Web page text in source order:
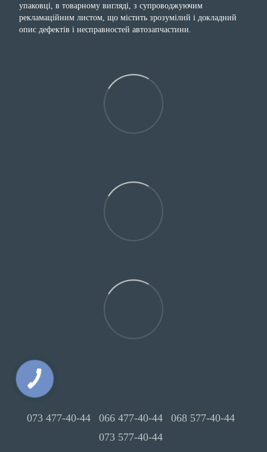
упаковці, в товарному вигляді, з супроводжуючим
рекламаційним листом, що містить зрозумілий і докладний
опис дефектів і несправностей автозапчастини.
073 477-40-44 066 477-40-44
068 577-40-44
073 577-40-44